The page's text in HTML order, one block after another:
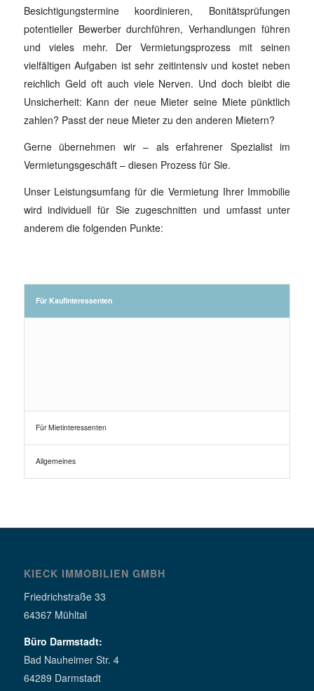
Besichtigungstermine koordinieren, Bonitätsprüfungen
potentieller Bewerber durchführen, Verhandlungen führen
und vieles mehr. Der Vermietungsprozess mit seinen
vielfältigen Aufgaben ist sehr zeitintensiv und kostet neben
reichlich Geld oft auch viele Nerven. Und doch bleibt die
Unsicherheit: Kann der neue Mieter seine Miete pünktlich
zahlen? Passt der neue Mieter zu den anderen Mietern?
Gerne übernehmen wir – als erfahrener Spezialist im
Vermietungsgeschäft – diesen Prozess für Sie.
Unser Leistungsumfang für die Vermietung Ihrer Immobilie
wird individuell für Sie zugeschnitten und umfasst unter
anderem die folgenden Punkte:
Für Kaufinteressenten
Für Mietinteressenten
Allgemeines
KIECK IMMOBILIEN GMBH
Friedrichstraße 33
64367 Mühltal
Büro Darmstadt:
Bad Nauheimer Str. 4
64289 Darmstadt